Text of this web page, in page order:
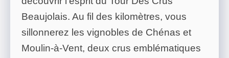
Beaujolais. Au fil des kilomètres, vous
sillonnerez les vignobles de Chénas et
Moulin-à-Vent, deux crus emblématiques